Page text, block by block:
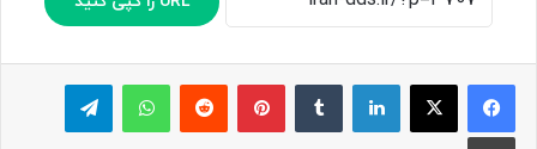
لینکدین ‫تامبلر پینترست‫رددیت واتس آپ تلگرام
چاپ